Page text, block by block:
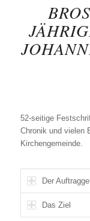
52-seitige
Chronik und vielen
Kirchengemeinde.
Der
Das Ziel